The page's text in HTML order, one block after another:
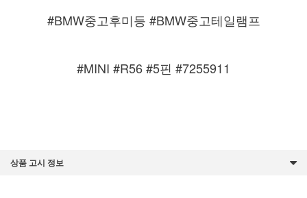
#BMW중고후미등 #BMW중고테일램프
#MINI #R56 #5핀 #7255911
상품 고시 정보